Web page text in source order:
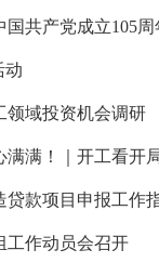
共产党成立105周
动
领域投资机会调研
满满！｜开工看开
贷款项目申报工作
工作动员会召开